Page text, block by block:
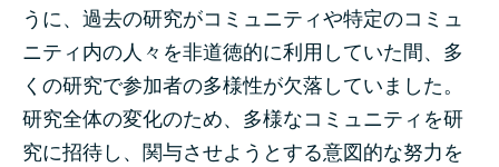
うに、過去の研究がコミュニティや特定のコミュ
ニティ内の人々を非道徳的に利用していた間、多
くの研究で参加者の多様性が欠落していました。
研究全体の変化のため、多様なコミュニティを研
究に招待し、関与させようとする意図的な努力を